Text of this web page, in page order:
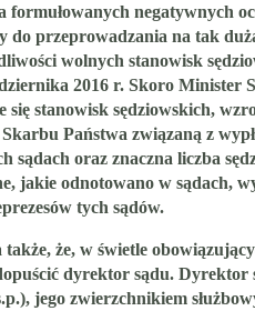
negatywnych
do przeprowadzania na tak
wolnych stanowisk
2016 r. Skoro Minister
się stanowisk sędziowskich,
Państwa związaną z
sądach oraz znaczna liczba
jakie odnotowano w sądach,
tych sądów.
że, w świetle
dyrektor sądu. Dyrektor
jego zwierzchnikiem